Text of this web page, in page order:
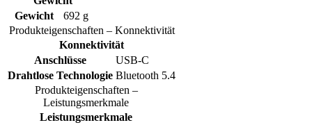
Gewicht
692 g
Produkteigenschaften – Konnektivität
Konnektivität
Anschlüsse
USB-C
Drahtlose Technologie Bluetooth 5.4
Produkteigenschaften –
Leistungsmerkmale
Leistungsmerkmale